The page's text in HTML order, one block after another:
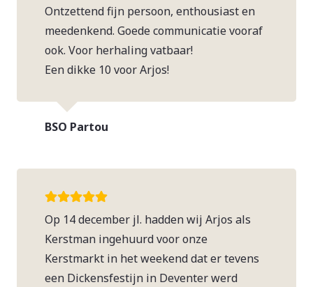
Ontzettend fijn persoon, enthousiast en
meedenkend. Goede communicatie vooraf
ook. Voor herhaling vatbaar!
Een dikke 10 voor Arjos!
BSO Partou
Op 14 december jl. hadden wij Arjos als
Kerstman ingehuurd voor onze
Kerstmarkt in het weekend dat er tevens
een Dickensfestijn in Deventer werd